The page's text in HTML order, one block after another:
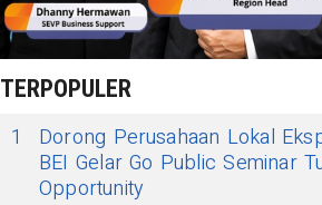
TERPOPULER
1
Dorong Perusahaan Lokal
BEI Gelar Go Public Seminar
Opportunity